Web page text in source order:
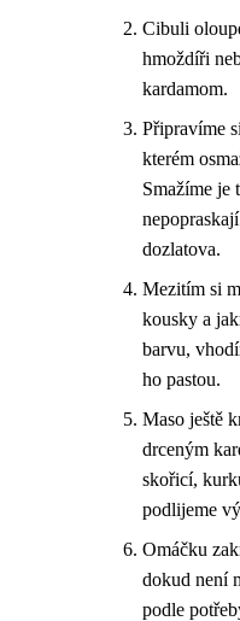
Cibuli
hmoždíři
kardamom.
Připravíme
kterém
Smažíme je
dozlatova.
Mezitím si
kousky a
barvu,
ho pastou.
Maso ještě
drceným
skořicí,
podlijeme
Omáčku
dokud není
podle